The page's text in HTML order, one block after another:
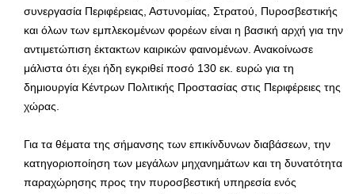
συνεργασία Περιφέρειας, Αστυνομίας, Στρατού, Πυροσβεστικής
και όλων των εμπλεκομένων φορέων είναι η βασική αρχή για την
αντιμετώπιση έκτακτων καιρικών φαινομένων. Ανακοίνωσε
μάλιστα ότι έχει ήδη εγκριθεί ποσό 130 εκ. ευρώ για τη
δημιουργία Κέντρων Πολιτικής Προστασίας στις Περιφέρειες της
χώρας.
Για τα θέματα της σήμανσης των επικίνδυνων διαβάσεων, την
κατηγοριοποίηση των μεγάλων μηχανημάτων και τη δυνατότητα
παραχώρησης προς την πυροσβεστική υπηρεσία ενός